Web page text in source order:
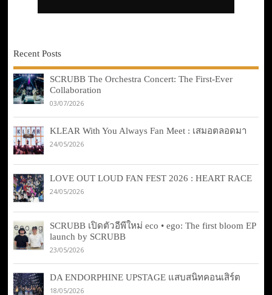
Recent Posts
SCRUBB The Orchestra Concert: The First-Ever
Collaboration
03/07/2026
KLEAR With You Always Fan Meet : เสมอตลอดมา
24/05/2026
LOVE OUT LOUD FAN FEST 2026 : HEART RACE
24/05/2026
SCRUBB เปิดตัวอีพีใหม่ eco • ego: The first bloom EP
launch by SCRUBB
23/05/2026
DA ENDORPHINE UPSTAGE แสบสนิทคอนเสิร์ต
18/05/2026